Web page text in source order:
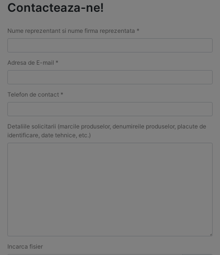
Contacteaza-ne!
Nume reprezentant si nume firma reprezentata *
Adresa de E-mail *
Telefon de contact *
Detaliile solicitarii (marcile produselor, denumireile produselor, placute de
identificare, date tehnice, etc.)
Incarca fisier